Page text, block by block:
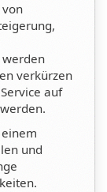
werden
verkürzen
auf
und